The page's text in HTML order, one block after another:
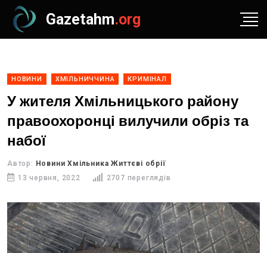
Gazetahm.org
НОВИНИ ХМІЛЬНИЧЧИНА КРИМІНАЛ
У жителя Хмільницького району
правоохоронці вилучили обріз та
набої
Автор: Новини Хмільника Життєві обрії
13 червня, 2022
2707 переглядів